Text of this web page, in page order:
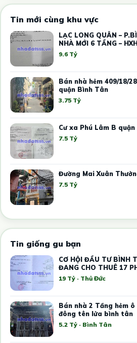
Tin mới cùng khu vực
LẠC LONG QUÂN –
NHÀ MỚI 6 TẦNG –
9.6 Tỷ
Bán nhà hẻm 409/18/
quận Bình Tân
3.75 Tỷ
Cư xa Phú Lâm B quận
7.5 Tỷ
Đường Mai Xuân
7.5 Tỷ
Tin giống gu bạn
CƠ HỘI ĐẦU TƯ BÌNH
ĐANG CHO THUÊ 17
19 TỶ
19 Tỷ · Thủ Đức
Bán nhà 2 Tầng hẻm
đông tên lửa bình tân
5.2 Tỷ · Bình Tân